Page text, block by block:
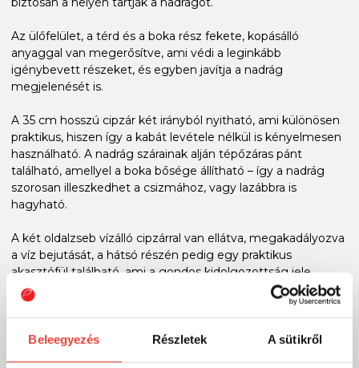
Beleegyezés Részletek A sütikről
Az ülőfelület, a térd és a boka rész fekete, kopásálló
anyaggal van megerősítve, ami védi a leginkább
igénybevett részeket, és egyben javítja a nadrág
megjelenését is.
A 35 cm hosszú cipzár két irányból nyitható, ami különösen
praktikus, hiszen így a kabát levétele nélkül is kényelmesen
használható. A nadrág szárainak alján tépőzáras pánt
található, amellyel a boka bősége állítható – így a nadrág
szorosan illeszkedhet a csizmához, vagy lazábbra is
hagyható.
A két oldalzseb vízálló cipzárral van ellátva, megakadályozva
a víz bejutását, a hátsó részén pedig egy praktikus
akasztófül található, ami a gondos kidolgozottság jele.
Mosási javaslat: funkcionális ruházathoz készült speciális
mosószert használjon. Legfeljebb 30°C-on mosható,
centrifugálni és vasalni nem szabad. Szükség esetén